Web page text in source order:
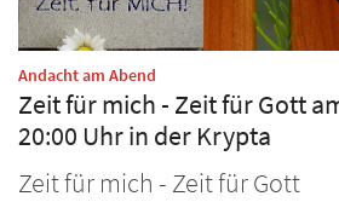
Andacht am Abend
Zeit für mich - Zeit für Gott
20:00 Uhr in der Krypta
Zeit für mich - Zeit für Gott